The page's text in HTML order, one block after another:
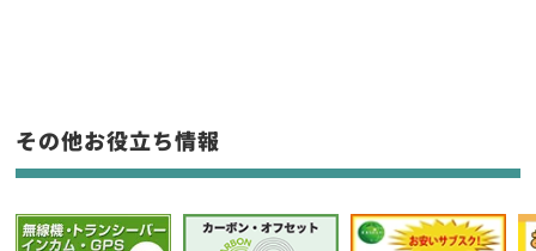
フリーワード入力(製品名等)
選択条件をリセット
その他お役立ち情報